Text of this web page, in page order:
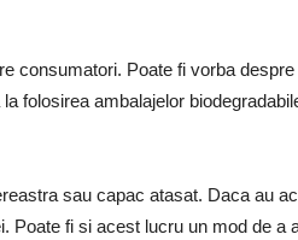
consumatori. Poate fi vorba
folosirea ambalajelor
sau capac atasat. Daca au
Poate fi si acest lucru un mod de a